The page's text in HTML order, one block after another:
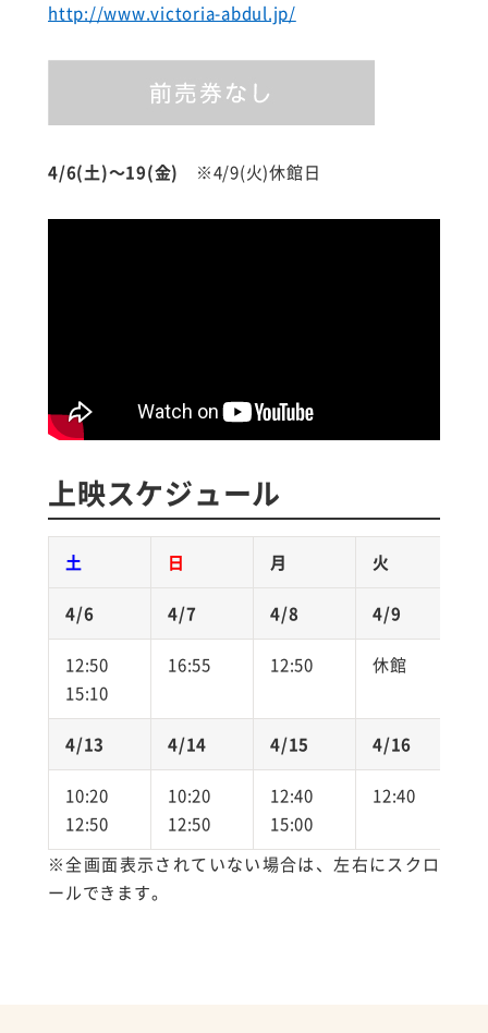
http://www.victoria-abdul.jp/
4/6(土)～19(金) ※4/9(火)休館日
上映スケジュール
土 日 月 火
4/6 4/7 4/8 4/9
12:50
15:10
16:55 12:50 休館
4/13 4/14 4/15 4/16
10:20
12:50
10:20
12:50
12:40
15:00
12:40
※全画面表示されていない場合は、左右にスクロ
ールできます。